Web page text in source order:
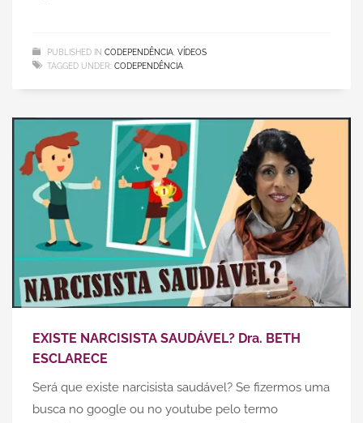
PUBLISHED IN CODEPENDÊNCIA VÍDEOS
TAGGED UNDER: CODEPENDÊNCIA
EXISTE NARCISISTA SAUDÁVEL? Dra. BETH
ESCLARECE
Será que existe narcisista saudável? Se fizermos uma
busca no google ou no youtube pelo termo